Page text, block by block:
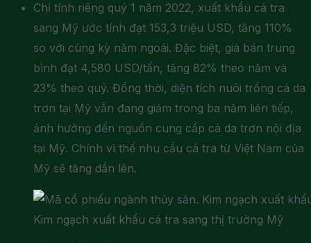
Chỉ tính riêng quý 1 năm 2022, xuất khẩu cá tra
sang Mỹ ước tính đạt 153,3 triệu USD, tăng 110%
so với cùng kỳ năm ngoái. Đặc biệt, giá bán trung
bình đạt 4,580 USD/tấn, tăng 82% theo năm và
23% theo quý. Đồng thời, diện tích nuôi trồng cá da
trơn tại Mỹ vẫn đang giảm trong ba năm liên tiếp,
ảnh hưởng đến nguồn cung cấp cá da trơn nội địa
tại Mỹ. Chính vì thế nhu cầu cá tra từ Việt Nam của
Mỹ sẽ tăng dần lên.
Kim ngạch xuất khẩu cá tra sang thị trường Mỹ